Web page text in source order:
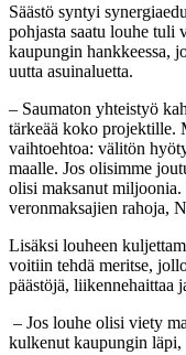
Säästö syntyi
pohjasta saatu louhe
kaupungin hankkeessa,
uutta asuinaluetta.
– Saumaton yhteistyö
tärkeää koko projektille.
vaihtoehtoa: välitön
maalle. Jos olisimme
olisi maksanut miljoonia.
veronmaksajien rahoja,
Lisäksi louheen
voitiin tehdä meritse,
päästöjä, liikennehaittaa
– Jos louhe olisi viety
kulkenut kaupungin